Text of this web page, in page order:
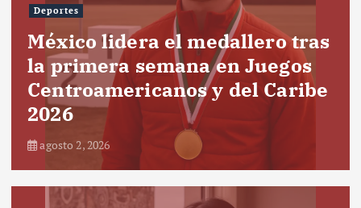
Deportes
México lidera el medallero tras
la primera semana en Juegos
Centroamericanos y del Caribe
2026
agosto 2, 2026